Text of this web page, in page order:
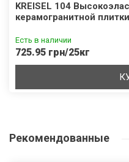
KREISEL 104
керамогранитной
Есть в наличии
725.95 грн/25кг
Рекомендованные